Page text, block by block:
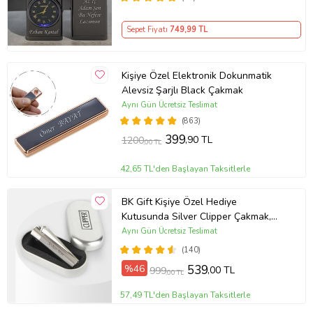
Sepet Fiyatı 749,99 TL
Kişiye Özel Elektronik Dokunmatik
Alevsiz Şarjlı Black Çakmak
(863)
Aynı Gün Ücretsiz Teslimat
1200,00 TL 399,90 TL
42,65 TL'den Başlayan Taksitlerle
BK Gift Kişiye Özel Hediye
Kutusunda Silver Clipper Çakmak,
İsimli Clipper Çakmak, Arkadaşa
Hediye, Sevgiliye Hediye
(140)
Aynı Gün Ücretsiz Teslimat
%46 999,00 TL 539,00 TL
57,49 TL'den Başlayan Taksitlerle